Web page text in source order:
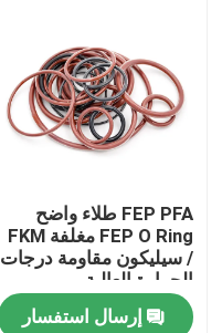
معلومات عنا
مراقبة الجودة
اتصل بنا
FEP PFA طلاء واضح
FEP O Ring مغلفة FKM
/ سيليكون مقاومة درجات
الحرارة العالية
إرسال استفسار